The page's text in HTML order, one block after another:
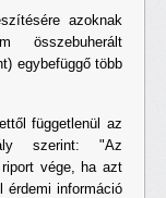
azoknak
összebuherált
egybefüggő több
függetlenül az
szerint: "Az
vége, ha azt
érdemi információ